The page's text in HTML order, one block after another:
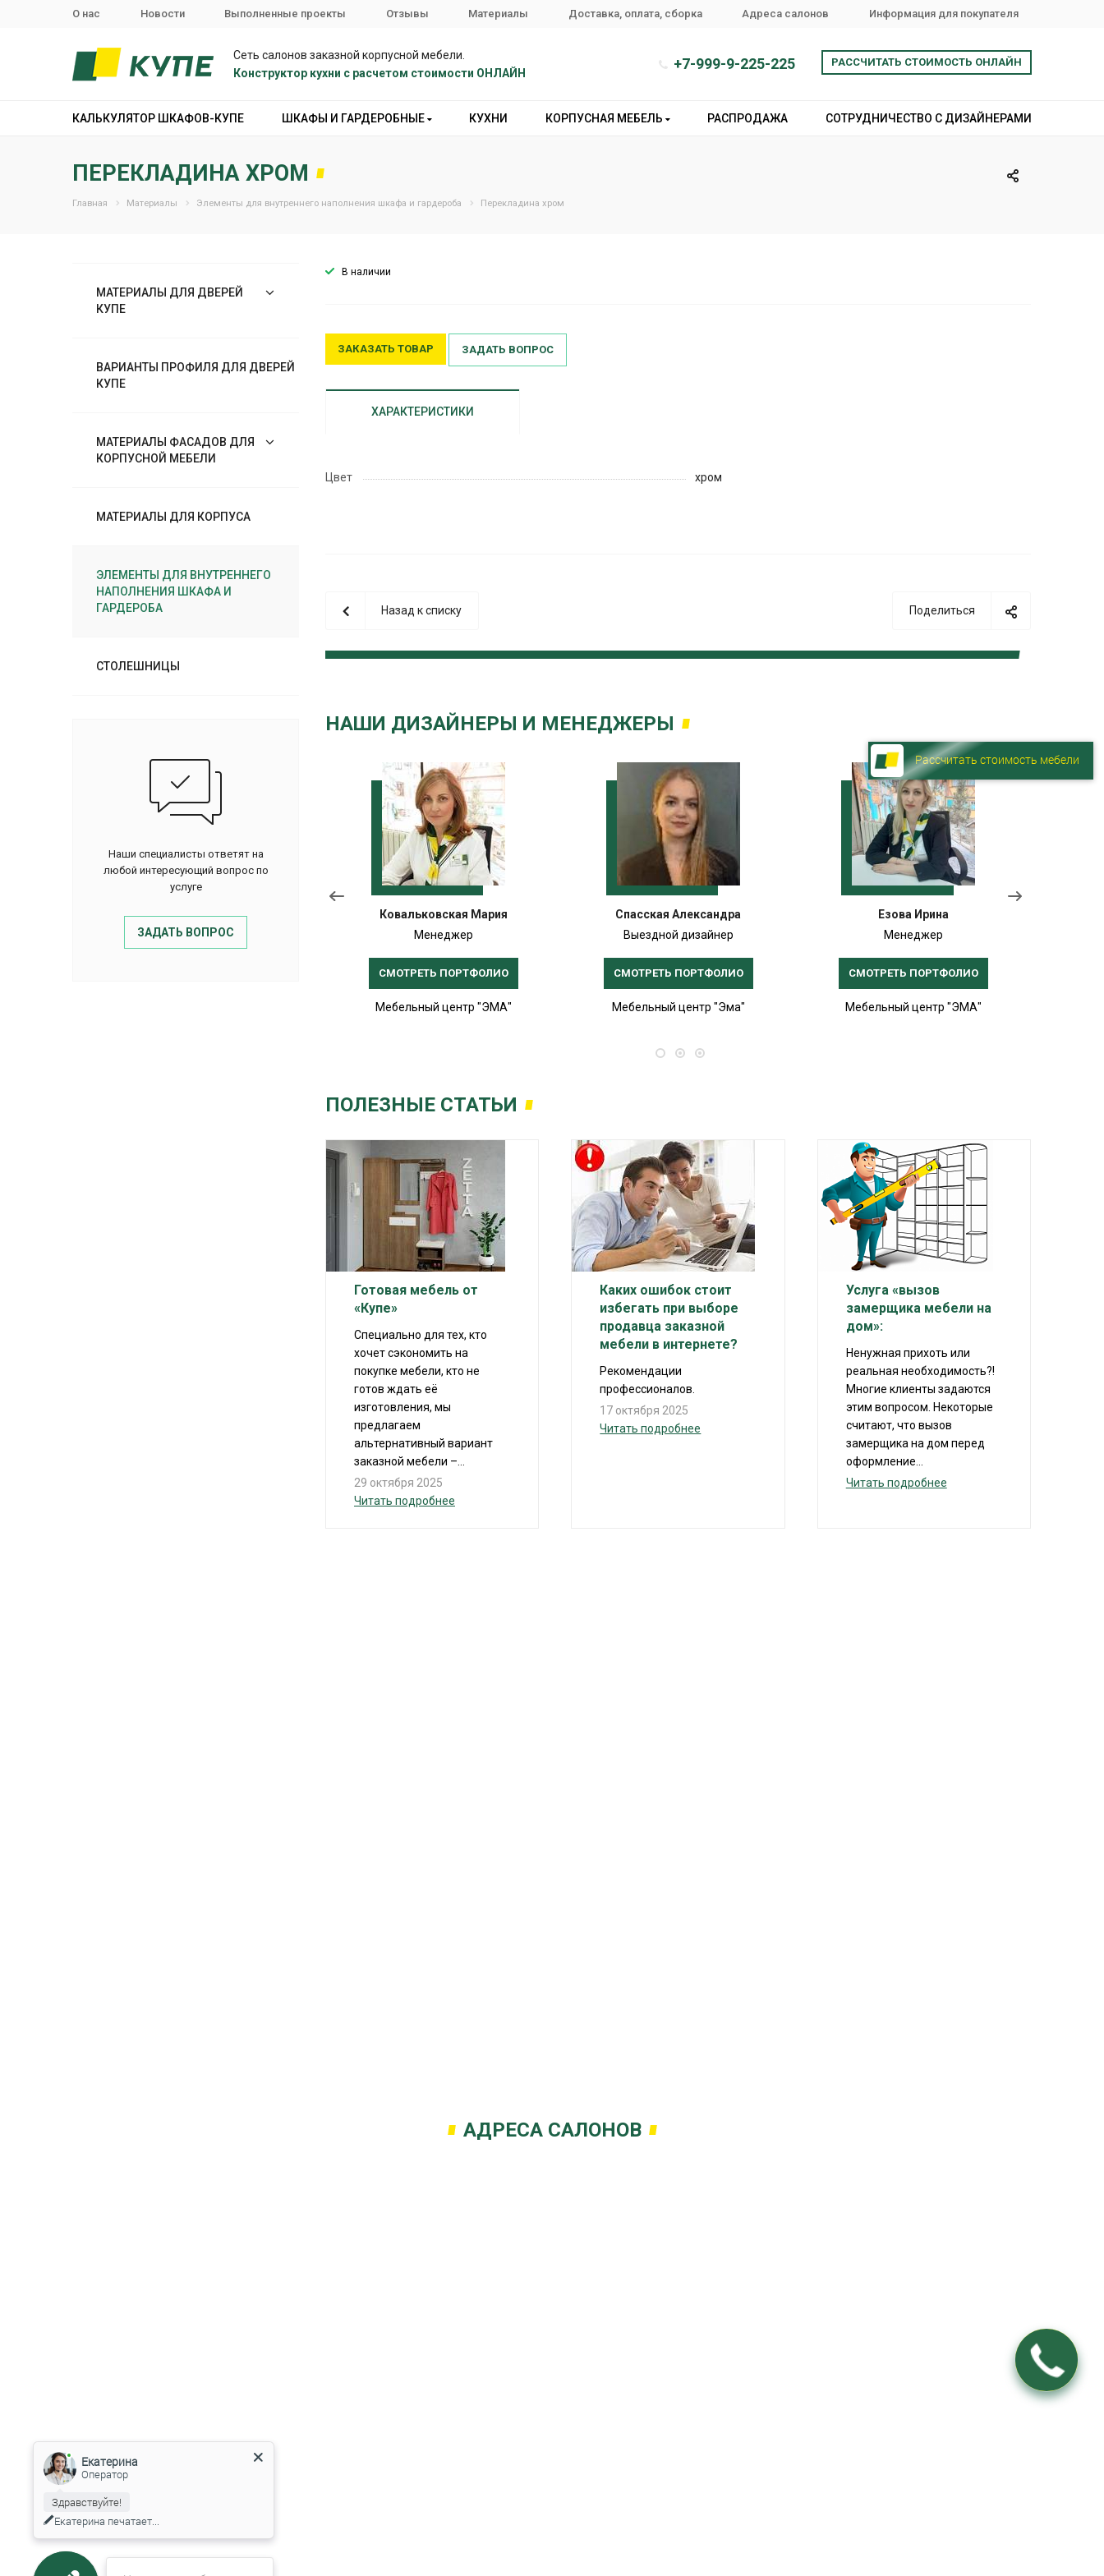
О нас Новости Выполненные проекты Отзывы Материалы Доставка, оплата, сборка Адреса салонов Информация для покупателя
Сеть салонов заказной корпусной мебели.
Конструктор кухни с расчетом стоимости ОНЛАЙН
+7-999-9-225-225 РАССЧИТАТЬ СТОИМОСТЬ ОНЛАЙН
КАЛЬКУЛЯТОР ШКАФОВ-КУПЕ ШКАФЫ И ГАРДЕРОБНЫЕ КУХНИ КОРПУСНАЯ МЕБЕЛЬ РАСПРОДАЖА СОТРУДНИЧЕСТВО С ДИЗАЙНЕРАМИ
ПЕРЕКЛАДИНА ХРОМ
Главная Материалы Элементы для внутреннего наполнения шкафа и гардероба Перекладина хром
МАТЕРИАЛЫ ДЛЯ ДВЕРЕЙ
КУПЕ
ВАРИАНТЫ ПРОФИЛЯ ДЛЯ ДВЕРЕЙ
КУПЕ
МАТЕРИАЛЫ ФАСАДОВ ДЛЯ
КОРПУСНОЙ МЕБЕЛИ
МАТЕРИАЛЫ ДЛЯ КОРПУСА
ЭЛЕМЕНТЫ ДЛЯ ВНУТРЕННЕГО
НАПОЛНЕНИЯ ШКАФА И
ГАРДЕРОБА
СТОЛЕШНИЦЫ
Наши специалисты ответят на
любой интересующий вопрос по
услуге
ЗАДАТЬ ВОПРОС
В наличии
ЗАКАЗАТЬ ТОВАР ЗАДАТЬ ВОПРОС
ХАРАКТЕРИСТИКИ
Цвет хром
Поделиться
Назад к списку
НАШИ ДИЗАЙНЕРЫ И МЕНЕДЖЕРЫ
Ковальковская Мария
Менеджер
СМОТРЕТЬ ПОРТФОЛИО
Мебельный центр "ЭМА"
Спасская Александра
Выездной дизайнер
СМОТРЕТЬ ПОРТФОЛИО
Мебельный центр "Эма"
Езова Ирина
Менеджер
СМОТРЕТЬ ПОРТФОЛИО
Мебельный центр "ЭМА"
ПОЛЕЗНЫЕ СТАТЬИ
Готовая мебель от
«Купе»
Специально для тех, кто
хочет сэкономить на
покупке мебели, кто не
готов ждать её
изготовления, мы
предлагаем
альтернативный вариант
заказной мебели –...
29 октября 2025
Читать подробнее
Каких ошибок стоит
избегать при выборе
продавца заказной
мебели в интернете?
Рекомендации
профессионалов.
17 октября 2025
Читать подробнее
Услуга «вызов
замерщика мебели на
дом»:
Ненужная прихоть или
реальная необходимость?!
Многие клиенты задаются
этим вопросом. Некоторые
считают, что вызов
замерщика на дом перед
оформление...
Читать подробнее
АДРЕСА САЛОНОВ
Рассчитать стоимость мебели
Екатерина
Оператор
Здравствуйте!
Екатерина печатает...